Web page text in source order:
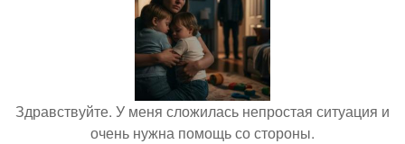
Здравствуйте. У меня сложилась непростая ситуация и
очень нужна помощь со стороны.